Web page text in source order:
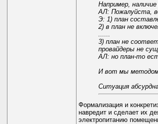
Например,
АЛ: Пожалуйста,
Э: 1) план
2) в план не
......
3) план не
провайдеры не
АЛ: но план-то
И вот мы методом
Ситуация
Формализация и
навредит и сделает их
электропитанию